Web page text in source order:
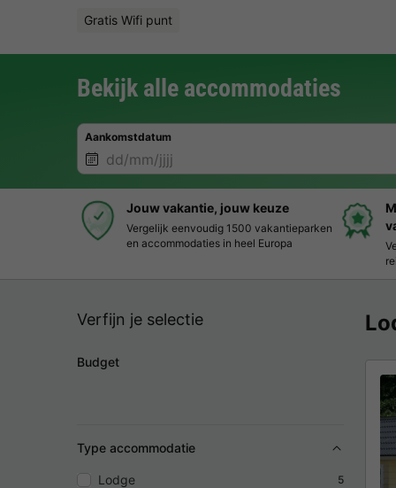
Gratis Wifi punt
Bekijk alle accommodaties
Aankomstdatum
Jouw vakantie, jouw keuze
Vergelijk eenvoudig 1500 vakantieparken
en accommodaties in heel Europa
Verfijn je selectie
Budget
Type accommodatie
Lodge 5